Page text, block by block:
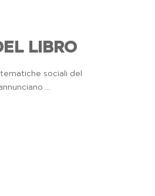
LIBRO
sociali del
...